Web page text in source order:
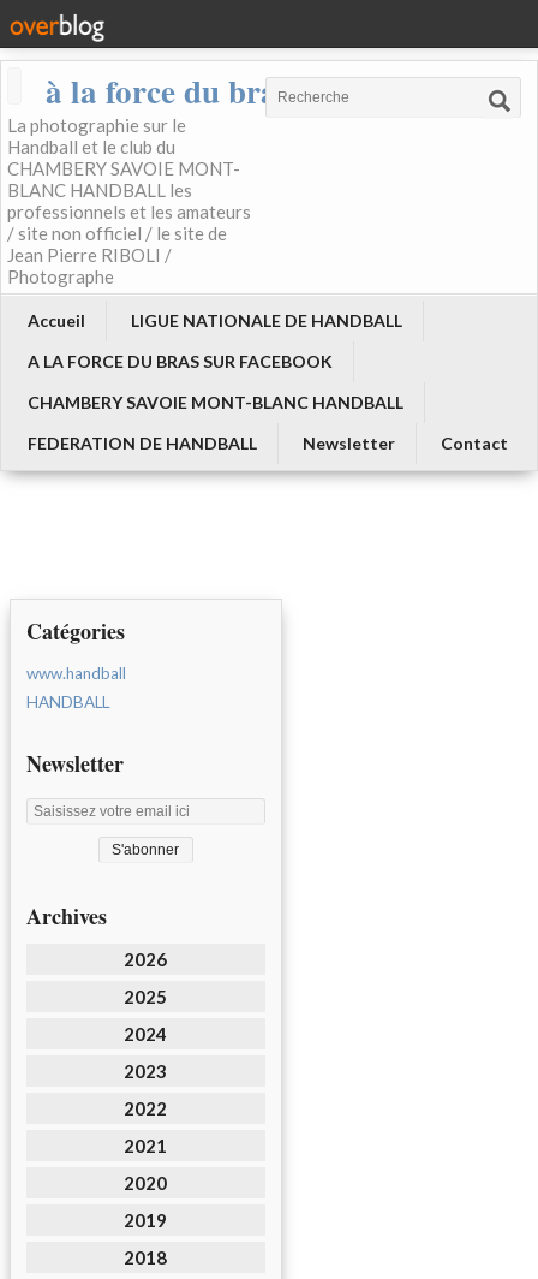
à la force du bras
La photographie sur le
Handball et le club du
CHAMBERY SAVOIE MONT-
BLANC HANDBALL les
professionnels et les amateurs
/ site non officiel / le site de
Jean Pierre RIBOLI /
Photographe
Accueil
LIGUE NATIONALE DE HANDBALL
A LA FORCE DU BRAS SUR FACEBOOK
CHAMBERY SAVOIE MONT-BLANC HANDBALL
FEDERATION DE HANDBALL
Newsletter Contact
Catégories
www.handball
HANDBALL
Newsletter
Archives
2026
2025
2024
2023
2022
2021
2020
2019
2018